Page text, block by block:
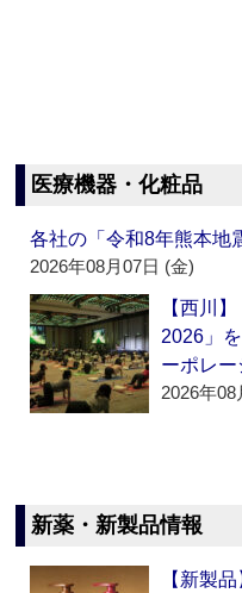
医療機器・化粧品
各社の「令和8年熊本地
2026年08月07日 (金)
【西川
2026」
ーポレ
2026年08
新薬・新製品情報
【新製